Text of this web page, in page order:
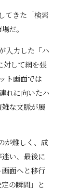
てきた「検索
だ。
入力した「ハ
対して網を張
ト画面では
れに向いたハ
な文脈が展
が難しく、成
い、最後に
面へと移行
の瞬間」と